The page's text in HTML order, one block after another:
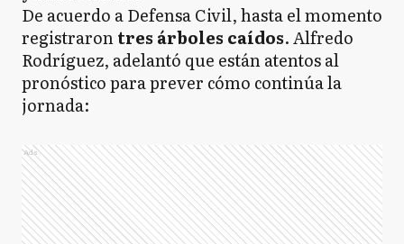
De acuerdo a Defensa Civil, hasta el momento
registrarontres árboles caídos. Alfredo
Rodríguez, adelantó que están atentos al
pronóstico para prever cómo continúa la
jornada:
Ads